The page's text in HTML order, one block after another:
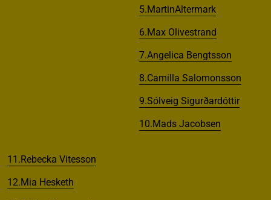
5.MartinAltermark
6.Max Olivestrand
7.Angelica Bengtsson
8.Camilla Salomonsson
9.Sólveig Sigurðardóttir
10.Mads Jacobsen
11.Rebecka Vitesson
12.Mia Hesketh